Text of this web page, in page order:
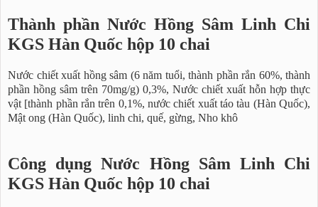
Thành phần Nước Hồng Sâm Linh Chi
KGS Hàn Quốc hộp 10 chai
Nước chiết xuất hồng sâm (6 năm tuổi, thành phần rắn 60%, thành
phần hồng sâm trên 70mg/g) 0,3%, Nước chiết xuất hỗn hợp thực
vật [thành phần rắn trên 0,1%, nước chiết xuất táo tàu (Hàn Quốc),
Mật ong (Hàn Quốc), linh chi, quế, gừng, Nho khô
Công dụng Nước Hồng Sâm Linh Chi
KGS Hàn Quốc hộp 10 chai